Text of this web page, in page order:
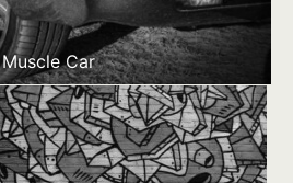
Muscle Car